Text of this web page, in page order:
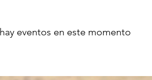
eventos en este momento